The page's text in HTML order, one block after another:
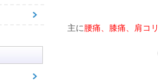
主に腰痛、膝痛、肩コリ